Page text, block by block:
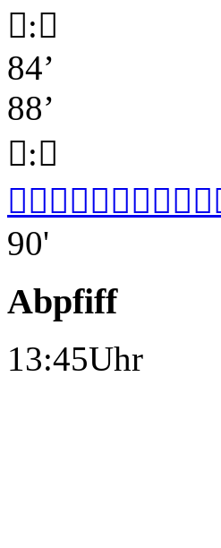
:
84’
88’
:

90'
Abpfiff
13:45Uhr